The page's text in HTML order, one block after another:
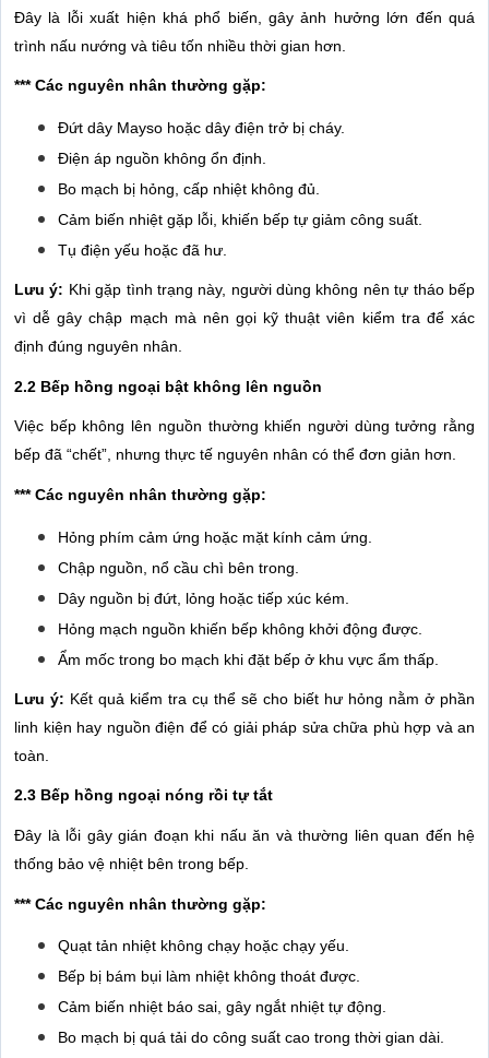
Đây là lỗi xuất hiện khá phổ biến, gây ảnh hưởng lớn đến quá
trình nấu nướng và tiêu tốn nhiều thời gian hơn.
*** Các nguyên nhân thường gặp:
Đứt dây Mayso hoặc dây điện trở bị cháy.
Điện áp nguồn không ổn định.
Bo mạch bị hỏng, cấp nhiệt không đủ.
Cảm biến nhiệt gặp lỗi, khiến bếp tự giảm công suất.
Tụ điện yếu hoặc đã hư.
Lưu ý: Khi gặp tình trạng này, người dùng không nên tự tháo bếp
vì dễ gây chập mạch mà nên gọi kỹ thuật viên kiểm tra để xác
định đúng nguyên nhân.
2.2 Bếp hồng ngoại bật không lên nguồn
Việc bếp không lên nguồn thường khiến người dùng tưởng rằng
bếp đã “chết”, nhưng thực tế nguyên nhân có thể đơn giản hơn.
*** Các nguyên nhân thường gặp:
Hỏng phím cảm ứng hoặc mặt kính cảm ứng.
Chập nguồn, nổ cầu chì bên trong.
Dây nguồn bị đứt, lỏng hoặc tiếp xúc kém.
Hỏng mạch nguồn khiến bếp không khởi động được.
Ẩm mốc trong bo mạch khi đặt bếp ở khu vực ẩm thấp.
Lưu ý: Kết quả kiểm tra cụ thể sẽ cho biết hư hỏng nằm ở phần
linh kiện hay nguồn điện để có giải pháp sửa chữa phù hợp và an
toàn.
2.3 Bếp hồng ngoại nóng rồi tự tắt
Đây là lỗi gây gián đoạn khi nấu ăn và thường liên quan đến hệ
thống bảo vệ nhiệt bên trong bếp.
*** Các nguyên nhân thường gặp:
Quạt tản nhiệt không chạy hoặc chạy yếu.
Bếp bị bám bụi làm nhiệt không thoát được.
Cảm biến nhiệt báo sai, gây ngắt nhiệt tự động.
Bo mạch bị quá tải do công suất cao trong thời gian dài.